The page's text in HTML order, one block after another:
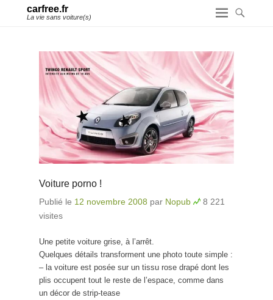
carfree.fr
La vie sans voiture(s)
Voiture porno !
Publié le 12 novembre 2008 par Nopub
8 221
visites
Une petite voiture grise, à l’arrêt.
Quelques détails transforment une photo toute simple :
– la voiture est posée sur un tissu rose drapé dont les
plis occupent tout le reste de l’espace, comme dans
un décor de strip-tease